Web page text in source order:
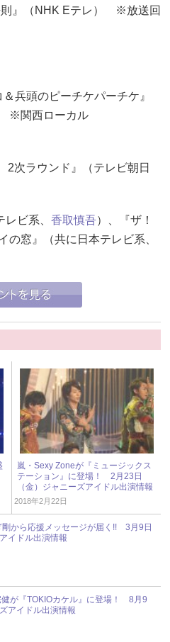
』（NHK Eテレ） ※放送回
兵頭のピーチケパーチケ』
※関西ローカル
ラウンド』（テレビ朝日
ビ系、 香取慎吾）、『ザ！
の窓』（共に日本テレビ系、
嵐・Sexy Zoneが『ミュージックス
テーション』に登場！ 2月23日
（金）ジャニーズアイドル出演情報
2018年2月22日
剛から応援メッセージが届く!! 3月9日
イドル出演情報
健が『TOKIOカケル』に登場！ 8月9
アイドル出演情報